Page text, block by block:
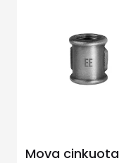
Mova cinkuota